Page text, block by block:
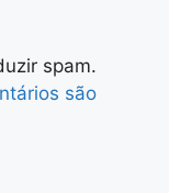
spam.
são